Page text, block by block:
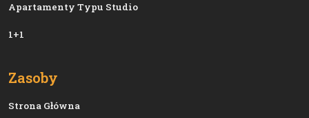
Apartamenty Typu Studio
1+1
Zasoby
Strona Główna